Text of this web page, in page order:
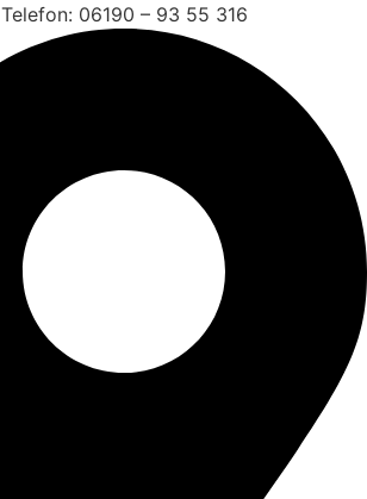
Telefon: 06190 – 93 55 316